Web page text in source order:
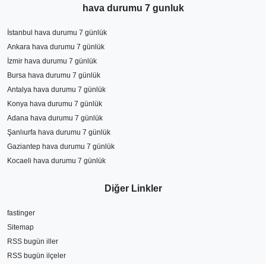
hava durumu 7 gunluk
İstanbul hava durumu 7 günlük
Ankara hava durumu 7 günlük
İzmir hava durumu 7 günlük
Bursa hava durumu 7 günlük
Antalya hava durumu 7 günlük
Konya hava durumu 7 günlük
Adana hava durumu 7 günlük
Şanlıurfa hava durumu 7 günlük
Gaziantep hava durumu 7 günlük
Kocaeli hava durumu 7 günlük
Diğer Linkler
fastinger
Sitemap
RSS bugün iller
RSS bugün ilçeler